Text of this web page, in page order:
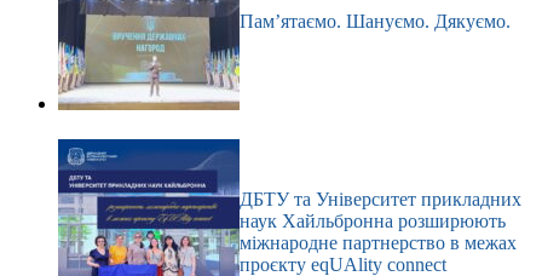
Пам’ятаємо. Шануємо. Дякуємо.
ДБТУ та Університет прикладних
наук Хайльбронна розширюють
міжнародне партнерство в межах
проєкту eqUAlity connect